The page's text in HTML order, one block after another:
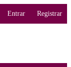
Entrar Registrar